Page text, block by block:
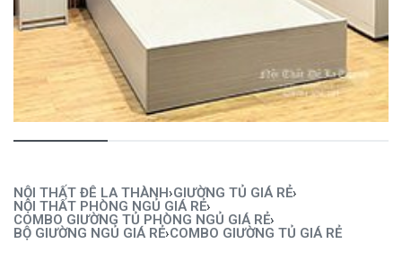
NỘI THẤT ĐÊ LA THÀNH›GIƯỜNG TỦ GIÁ RẺ›
NỘI THẤT PHÒNG NGỦ GIÁ RẺ›
COMBO GIƯỜNG TỦ PHÒNG NGỦ GIÁ RẺ›
BỘ GIƯỜNG NGỦ GIÁ RẺ›COMBO GIƯỜNG TỦ GIÁ RẺ